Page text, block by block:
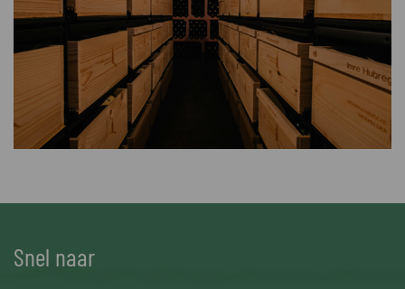
Snel naar